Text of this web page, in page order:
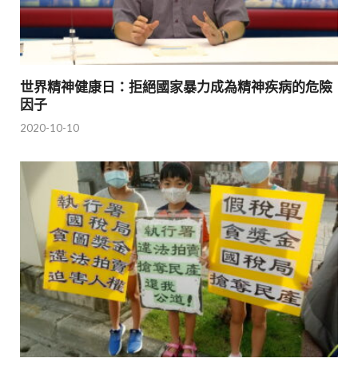
世界精神健康日：拒絕國家暴力成為精神疾病的危險
因子
2020-10-10